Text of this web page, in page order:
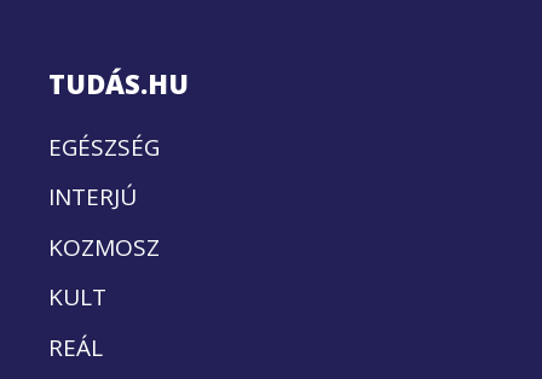
TUDÁS.HU
EGÉSZSÉG
INTERJÚ
KOZMOSZ
KULT
REÁL